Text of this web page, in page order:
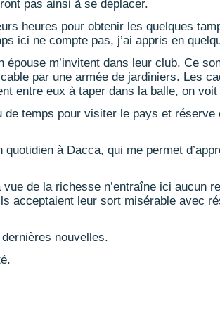
pas ainsi à se déplacer.
heures pour obtenir les quelques
ici ne compte pas, j’ai appris en
épouse m’invitent dans leur club. Ce
par une armée de jardiniers. Les
entre eux à taper dans la balle, on
de temps pour visiter le pays et
quotidien à Dacca, qui me permet
de la richesse n’entraîne ici aucun
acceptaient leur sort misérable avec
nouvelles.